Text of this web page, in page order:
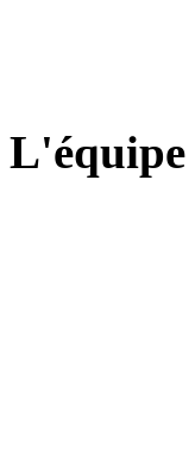
L'équipe